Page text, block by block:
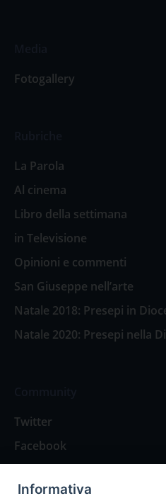
Fotogallery
La Parola
Al cinema
Libro della settimana
in Televisione
Opinioni e commenti
San Giuseppe nell’arte
Natale 2018: Presepi in
Natale 2020: Presepi nella
Twitter
Facebook
Informativa